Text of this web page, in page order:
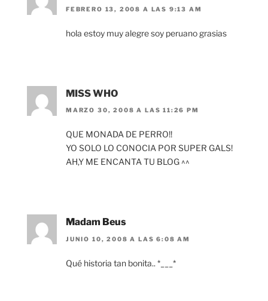
FEBRERO 13, 2008 A LAS 9:13 AM
hola estoy muy alegre soy peruano grasias
MISS WHO
MARZO 30, 2008 A LAS 11:26 PM
QUE MONADA DE PERRO!!
YO SOLO LO CONOCIA POR SUPER GALS!
AH,Y ME ENCANTA TU BLOG ^^
Madam Beus
JUNIO 10, 2008 A LAS 6:08 AM
Qué historia tan bonita.. *___*